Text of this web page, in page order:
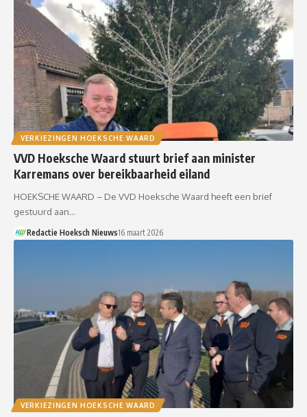
VERKIEZINGEN HOEKSCHE WAARD
VVD Hoeksche Waard stuurt brief aan minister
Karremans over bereikbaarheid eiland
HOEKSCHE WAARD – De VVD Hoeksche Waard heeft een brief
gestuurd aan…
Redactie Hoeksch Nieuws16 maart 2026
VERKIEZINGEN HOEKSCHE WAARD